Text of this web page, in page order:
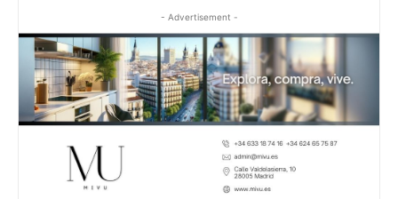
- Advertisement -